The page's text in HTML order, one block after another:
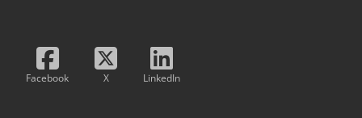
Facebook X LinkedIn